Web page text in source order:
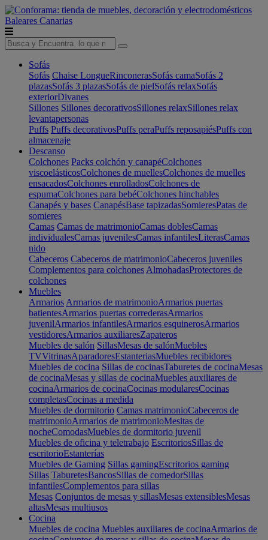
Baleares Canarias
Sofás
Sofás Chaise LongueRinconerasSofás camaSofás 2
plazasSofás 3 plazasSofás de pielSofás relaxSofás
exteriorDivanes
Sillones Sillones decorativosSillones relaxSillones relax
levantapersonas
Puffs Puffs decorativosPuffs peraPuffs reposapiésPuffs con
almacenaje
Descanso
Colchones Packs colchón y canapéColchones
viscoelásticosColchones de muellesColchones de muelles
ensacadosColchones enrolladosColchones de
espumaColchones para bebéColchones hinchables
Canapés y bases CanapésBase tapizadasSomieresPatas de
somieres
Camas Camas de matrimonioCamas doblesCamas
individualesCamas juvenilesCamas infantilesLiterasCamas
nido
Cabeceros Cabeceros de matrimonioCabeceros juveniles
Complementos para colchones AlmohadasProtectores de
colchones
Muebles
Armarios Armarios de matrimonioArmarios puertas
batientesArmarios puertas correderasArmarios
juvenilArmarios infantilesArmarios esquinerosArmarios
vestidoresArmarios auxiliaresZapateros
Muebles de salón SillasMesas de salónMuebles
TVVitrinasAparadoresEstanteriasMuebles recibidores
Muebles de cocina Sillas de cocinasTaburetes de cocinaMesas
de cocinaMesas y sillas de cocinaMuebles auxiliares de
cocinaArmarios de cocinaCocinas modularesCocinas
completasCocinas a medida
Muebles de dormitorio Camas matrimonioCabeceros de
matrimonioArmarios de matrimonioMesitas de
nocheComodasMuebles de dormitorio juvenil
Muebles de oficina y teletrabajo EscritoriosSillas de
escritorioEstanterías
Muebles de Gaming Sillas gamingEscritorios gaming
Sillas TaburetesBancosSillas de comedorSillas
infantilesComplementos para sillas
Mesas Conjuntos de mesas y sillasMesas extensiblesMesas
altasMesas multiusos
Cocina
Muebles de cocina Muebles auxiliares de cocinaArmarios de